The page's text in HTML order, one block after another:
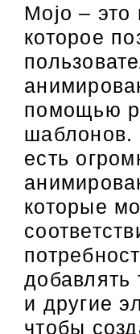
Mojo –
которое
помощью
шаблонов.
есть
которые
добавлять
и другие
чтобы